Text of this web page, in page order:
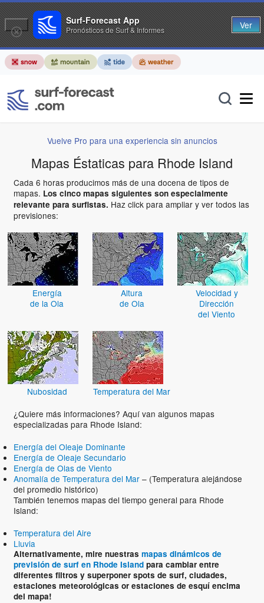
Vuelve Pro para una experiencia sin anuncios
Mapas Éstaticas para Rhode Island
Cada 6 horas producimos más de una docena de tipos de
mapas. Los cinco mapas siguientes son especialmente
relevante para surfistas. Haz click para ampliar y ver todos las
previsiones:
Energía
de la Ola
Altura
de Ola
Velocidad y
Dirección
del Viento
Nubosidad
Temperatura del Mar
¿Quiere más informaciones? Aquí van algunos mapas
especializadas para Rhode Island:
Energía del Oleaje Dominante
Energía de Oleaje Secundario
Energía de Olas de Viento
Anomalía de Temperatura del Mar – (Temperatura alejándose
del promedio histórico)
También tenemos mapas del tiempo general para Rhode
Island:
Temperatura del Aire
Lluvia
Alternativamente, mire nuestras mapas dinámicos de
previsión de surf en Rhode Island para cambiar entre
diferentes filtros y superponer spots de surf, ciudades,
estaciones meteorológicas or estaciones de esquí encima
del mapa!
Surf-Forecast App
Pronósticos de Surf & Informes Ver